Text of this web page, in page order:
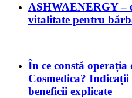
ASHWAENERGY –
vitalitate pentru
În ce constă
Cosmedica?
beneficii explicate